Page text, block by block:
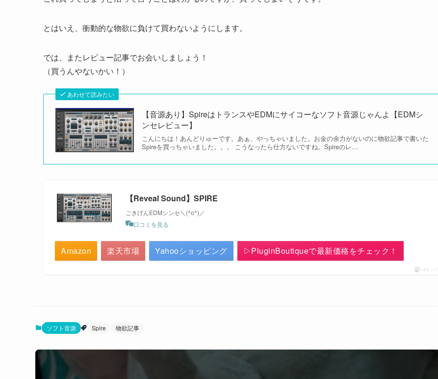
とはいえ、衝動的な物欲に負けて買わないようにします。
では、またレビュー記事でお会いしましょう！
（買うんやないかい！）
あわせて読みたい
【音源あり】SpireはトランスやEDMにサイコーなソフト音源じゃんよ【EDMシ
ンセレビュー】
こんにちは！あんどりゅーです。あぁ、やっちゃいました。お金の余力がないのに物欲記事で書いた
Spireを買っちゃいました。。。 こうなったら仕方ないですね。Spireのレ…
【Reveal Sound】SPIRE
ごきげんEDMシンセ＼(^o^)／
口コミを見る
Amazon 楽天市場 Yahooショッピング ▷PluginBoutiqueで最新価格をチェック！
ポチップ
ソフト音源 Spire 物欲記事